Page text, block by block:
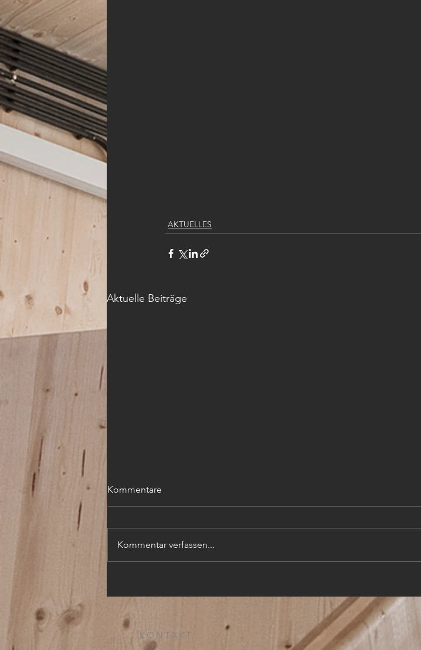
AKTUELLES
Aktuelle Beiträge
aus Schüler:innenhand
Kommentare
Kommentar verfassen...
KONTAKT: